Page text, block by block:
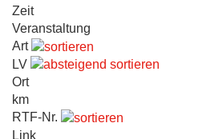
Zeit
Veranstaltung
Art
LV
Ort
km
RTF-Nr.
Link